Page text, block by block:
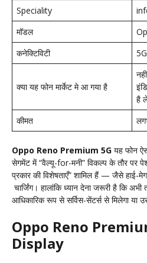
Speciality
मॉडल
कनेक्टिविटी
क्या यह फोन मार्केट मे आ गया है
है
कीमत
Oppo Reno Premium 5G यह फोन
सेगमेंट में “वैल्यू-for-मनी” विकल्प के तौर पर
प्रकार की विशेषताएँ” शामिल हैं — जैसे हाई-
चार्जिंग। हालांकि ध्यान देना जरूरी है कि
आधिकारिक रूप से सर्विस-सेंटर्स से मिलेगा या
Oppo Reno
Display